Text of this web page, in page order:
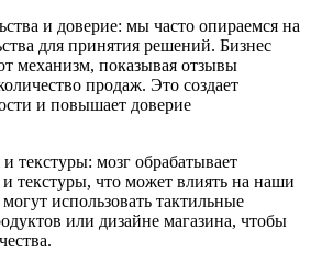
и доверие: мы часто опираемся на
для принятия решений. Бизнес
механизм, показывая отзывы
продаж. Это создает
и повышает доверие
текстуры: мозг обрабатывает
текстуры, что может влиять на наши
использовать тактильные
или дизайне магазина, чтобы